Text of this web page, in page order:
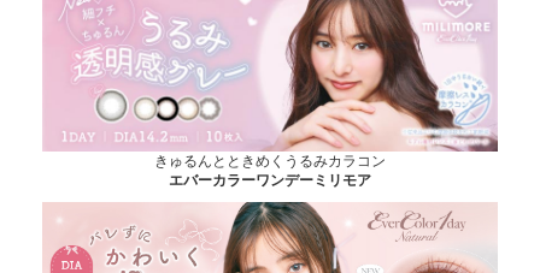
きゅるんとときめくうるみカラコン
エバーカラーワンデーミリモア